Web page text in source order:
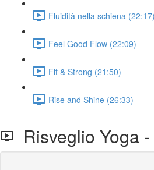
Fluidità nella schiena (22:17)
Feel Good Flow (22:09)
Fit & Strong (21:50)
Rise and Shine (26:33)
Risveglio Yoga